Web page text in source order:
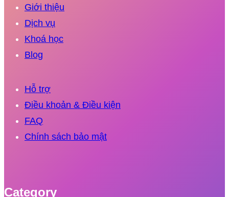
Giới thiệu
Dịch vụ
Khoá học
Blog
Hỗ trợ
Điều khoản & Điều kiện
FAQ
Chính sách bảo mật
Category